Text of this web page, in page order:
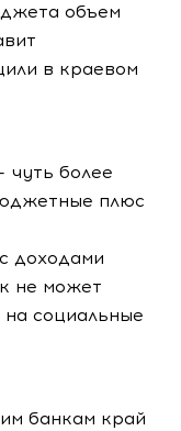
объем
в краевом
чуть более
плюс
доходами
не может
социальные
банкам край